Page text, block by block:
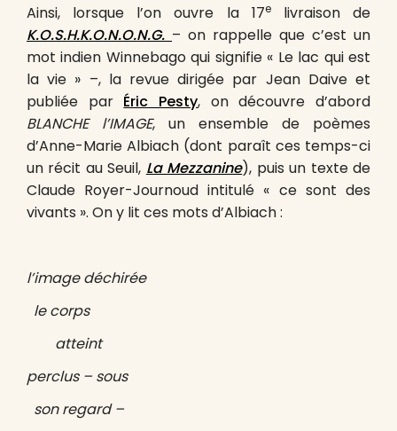
Ainsi, lorsque l’on ouvre la 17elivraison de
K.O.S.H.K.O.N.O.N.G. – on rappelle que c’est un
mot indien Winnebago qui signifie « Le lac qui est
la vie » –, la revue dirigée par Jean Daive et
publiée par Éric Pesty, on découvre d’abord
BLANCHE l’IMAGE, un ensemble de poèmes
d’Anne-Marie Albiach (dont paraît ces temps-ci
un récit au Seuil, La Mezzanine), puis un texte de
Claude Royer-Journoud intitulé « ce sont des
vivants ». On y lit ces mots d’Albiach :
l’image déchirée
le corps
atteint
perclus – sous
son regard –